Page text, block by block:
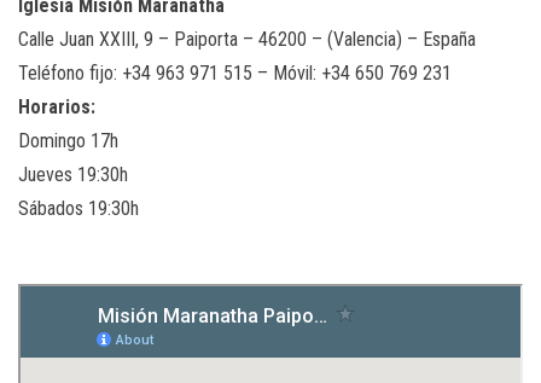
Iglesia Misión Maranatha
Calle Juan XXIII, 9 – Paiporta – 46200 – (Valencia) – España
Teléfono fijo: +34 963 971 515 – Móvil: +34 650 769 231
Horarios:
Domingo 17h
Jueves 19:30h
Sábados 19:30h